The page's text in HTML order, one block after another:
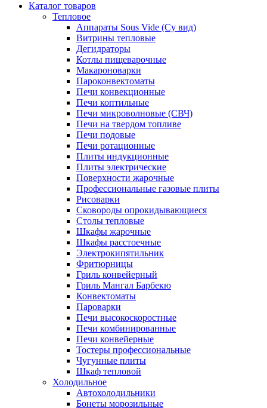
Каталог товаров
Тепловое
Аппараты Sous Vide (Су вид)
Витрины тепловые
Дегидраторы
Котлы пищеварочные
Макароноварки
Пароконвектоматы
Печи конвекционные
Печи коптильные
Печи микроволновые (СВЧ)
Печи на твердом топливе
Печи подовые
Печи ротационные
Плиты индукционные
Плиты электрические
Поверхности жарочные
Профессиональные газовые плиты
Рисоварки
Сковороды опрокидывающиеся
Столы тепловые
Шкафы жарочные
Шкафы расстоечные
Электрокипятильник
Фритюрницы
Гриль конвейерный
Гриль Мангал Барбекю
Конвектоматы
Пароварки
Печи высокоскоростные
Печи комбинированные
Печи конвейерные
Тостеры профессиональные
Чугунные плиты
Шкаф тепловой
Холодильное
Автохолодильники
Бонеты морозильные